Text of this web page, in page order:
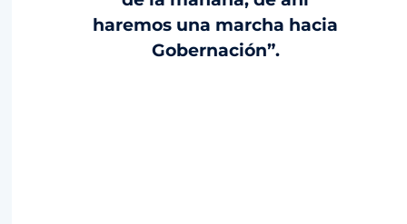
haremos una marcha hacia
Gobernación”.